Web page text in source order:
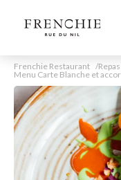
Frenchie Restaurant
Menu Carte Blanche et